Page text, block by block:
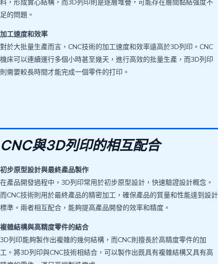
料，形成實心結構，而3D列印則是逐層堆疊，可能存在層間黏結強度不
足的問題。
加工速度和效率
對於大批量生產而言，CNC技術的加工速度和效率遠高於3D列印。CNC
機床可以連續運行多個小時甚至幾天，進行高效的批量生產，而3D列印
則需要較長時間才能完成一個零件的打印。
CNC與3D列印的相互配合
初步原型設計與最終產品製作
在產品開發過程中，3D列印常用於初步原型設計，快速驗證設計概念。
而CNC技術則用於最終產品的精密加工，確保產品的質量和性能達到設計
標準。兩者相互配合，能夠提高產品開發的效率和精度。
複雜結構與高精度零件的結合
3D列印能夠製作出複雜的幾何結構，而CNC則擅長於高精度零件的加
工。將3D列印與CNC技術相結合，可以製作出既具有複雜結構又具有高